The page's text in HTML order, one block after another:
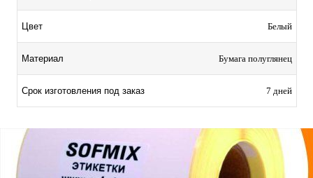
Цвет Белый
Материал Бумага полуглянец
Срок изготовления под заказ 7 дней